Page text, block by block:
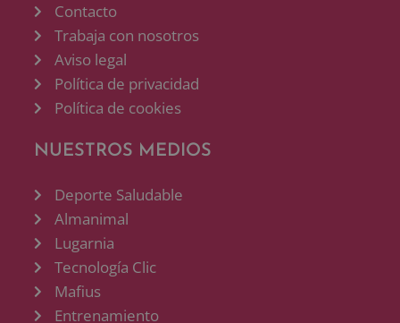
Contacto
Trabaja con nosotros
Aviso legal
Política de privacidad
Política de cookies
NUESTROS MEDIOS
Deporte Saludable
Almanimal
Lugarnia
Tecnología Clic
Mafius
Entrenamiento